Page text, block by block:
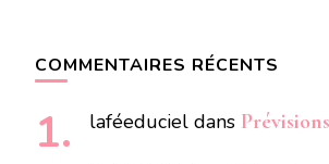
COMMENTAIRES RÉCENTS
laféeduciel dans